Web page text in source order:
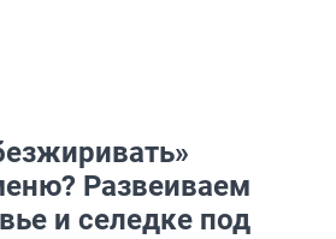
Развеиваем
и селедке под